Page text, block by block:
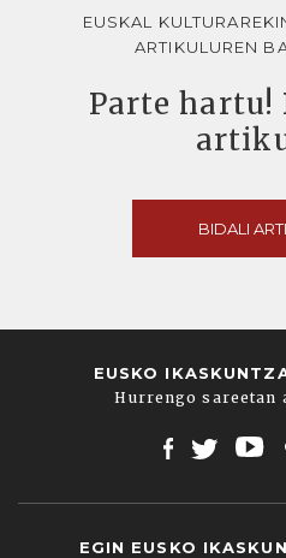
EUSKAL
ARTIKULUREN
Parte hartu!
BIDALI
EUSKO
Hurrengo sareetan
EGIN EUSKO